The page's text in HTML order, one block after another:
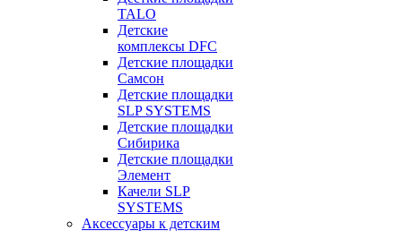
TALO
Детские
комплексы DFC
Детские площадки
Самсон
Детские площадки
SLP SYSTEMS
Детские площадки
Сибирика
Детские площадки
Элемент
Качели SLP
SYSTEMS
Аксессуары к детским